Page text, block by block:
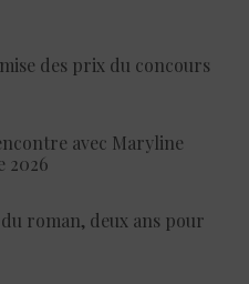
des prix du concours
avec Maryline
2026
roman, deux ans pour